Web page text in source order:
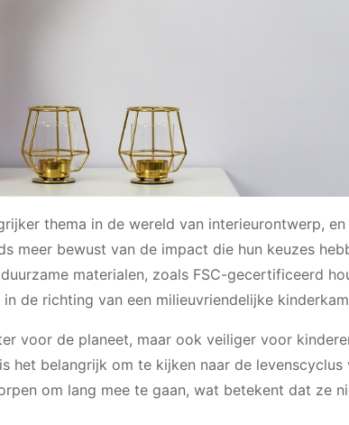
thema in de wereld van interieurontwerp,
meer bewust van de impact die hun keuzes
materialen, zoals FSC-gecertificeerd
de richting van een milieuvriendelijke
voor de planeet, maar ook veiliger voor
het belangrijk om te kijken naar de
om lang mee te gaan, wat betekent dat ze